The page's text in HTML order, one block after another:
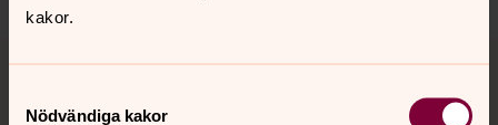
kakor.
Nödvändiga kakor